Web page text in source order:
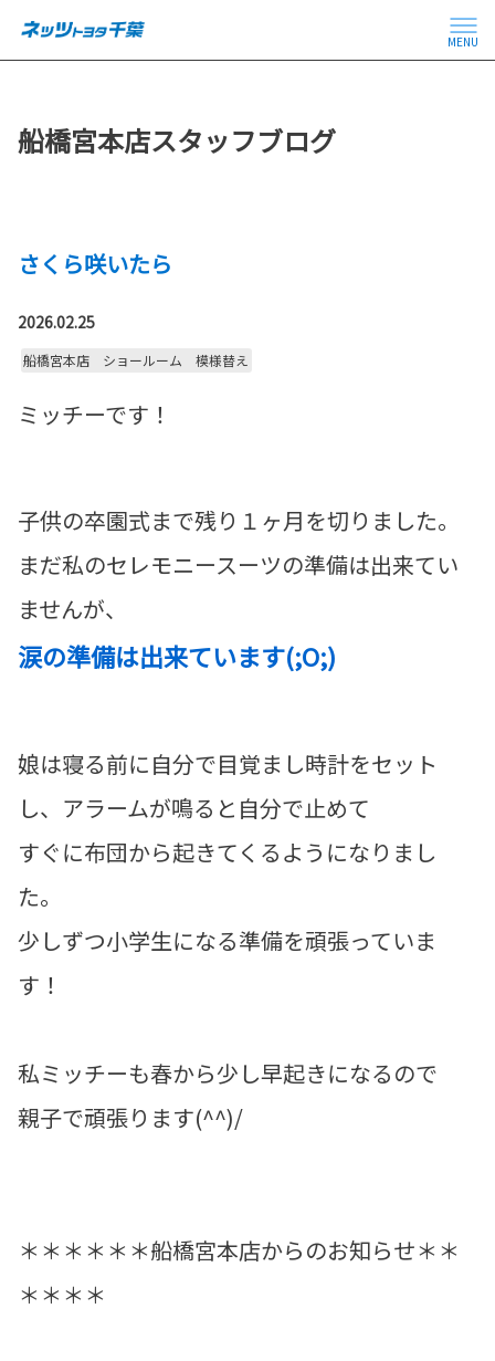
MENU
船橋宮本店スタッフブログ
さくら咲いたら
2026.02.25
船橋宮本店 ショールーム 模様替え
ミッチーです！
子供の卒園式まで残り１ヶ月を切りました。
まだ私のセレモニースーツの準備は出来てい
ませんが、
涙の準備は出来ています(;O;)
娘は寝る前に自分で目覚まし時計をセット
し、アラームが鳴ると自分で止めて
すぐに布団から起きてくるようになりまし
た。
少しずつ小学生になる準備を頑張っていま
す！
私ミッチーも春から少し早起きになるので
親子で頑張ります(^^)/
＊＊＊＊＊＊船橋宮本店からのお知らせ＊＊
＊＊＊＊